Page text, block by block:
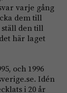
varje gång
dem till
den till
här laget
och 1996
Idén
i 20 år